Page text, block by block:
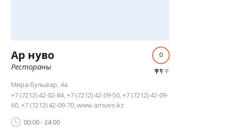
Ар нуво
Рестораны
Мира бульвар, 4а
+7 (7212) 42-02-84, +7 (7212) 42-09-50, +7 (7212) 42-09-
60, +7 (7212) 42-09-70, www.arnuvo.kz
00:00 - 24:00
0